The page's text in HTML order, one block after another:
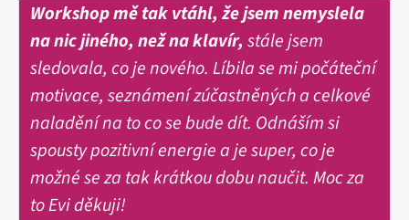
Workshop mě tak vtáhl, že jsem nemyslela
na nic jiného, než na klavír, stále jsem
sledovala, co je nového. Líbila se mi počáteční
motivace, seznámení zúčastněných a celkové
naladění na to co se bude dít. Odnáším si
spousty pozitivní energie a je super, co je
možné se za tak krátkou dobu naučit. Moc za
to Evi děkuji!